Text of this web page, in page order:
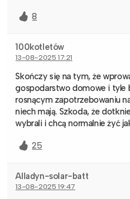
8
100kotletów
13-08-2025 17:21
Skończy się na tym, że
gospodarstwo domowe i tyle
rosnącym zapotrzebowaniu
niech mają. Szkoda, że
wybrali i chcą normalnie żyć
25
Alladyn-solar-batt
13-08-2025 19:47